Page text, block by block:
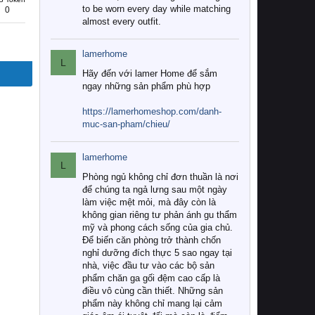
0
to be worn every day while matching
almost every outfit.
L
lamerhome
Hãy đến với lamer Home để sắm
ngay những sản phẩm phù hợp
https://lamerhomeshop.com/danh-
muc-san-pham/chieu/
L
lamerhome
Phòng ngủ không chỉ đơn thuần là nơi
để chúng ta ngả lưng sau một ngày
làm việc mệt mỏi, mà đây còn là
không gian riêng tư phản ánh gu thẩm
mỹ và phong cách sống của gia chủ.
Để biến căn phòng trở thành chốn
nghỉ dưỡng đích thực 5 sao ngay tại
nhà, việc đầu tư vào các bộ sản
phẩm chăn ga gối đệm cao cấp là
điều vô cùng cần thiết. Những sản
phẩm này không chỉ mang lại cảm